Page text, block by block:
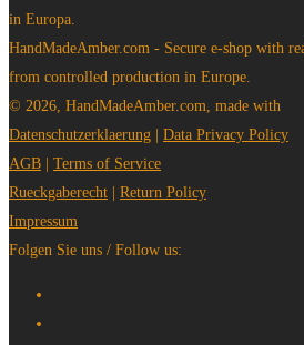
in Europa.
HandMadeAmber.com - Secure e-shop with
from controlled production in Europe.
© 2026, HandMadeAmber.com, made with
Datenschutzerklaerung | Data Privacy Policy
AGB | Terms of Service
Rueckgaberecht | Return Policy
Impressum
Folgen Sie uns / Follow us: